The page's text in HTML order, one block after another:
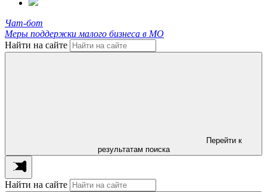
Чат-бот
Меры поддержки малого бизнеса в МО
Найти на сайте
Перейти к
результатам поиска
Найти на сайте